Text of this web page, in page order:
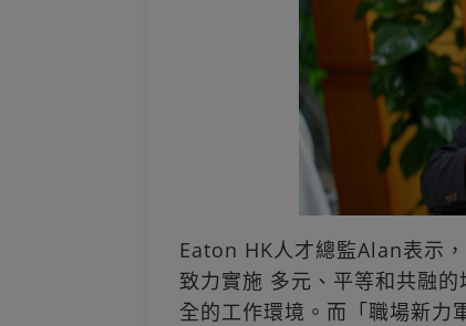
Eaton HK人才總監Alan表示
致力實施 多元、平等和共融
全的工作環境。而「職場新力